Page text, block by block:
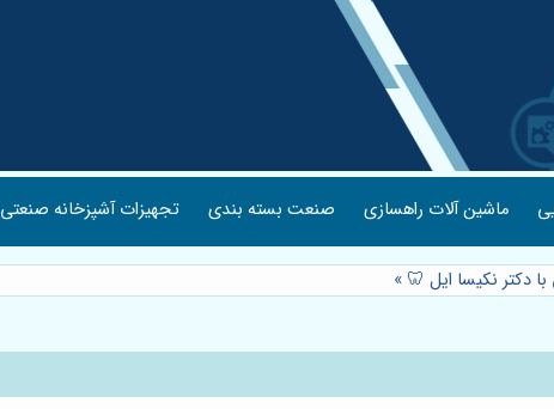
ماشین آلات راهسازی صنعت بسته بندی تجهیزات آشپزخانه صنعتی
دکتر نکیسا ایل 🦷 »